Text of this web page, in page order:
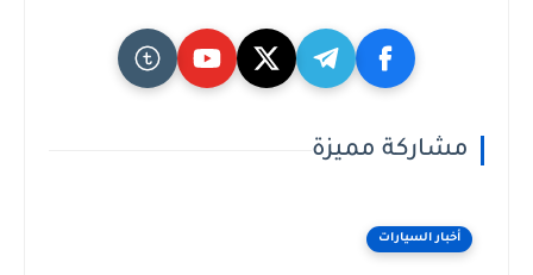
مشاركة مميزة
أخبار السيارات